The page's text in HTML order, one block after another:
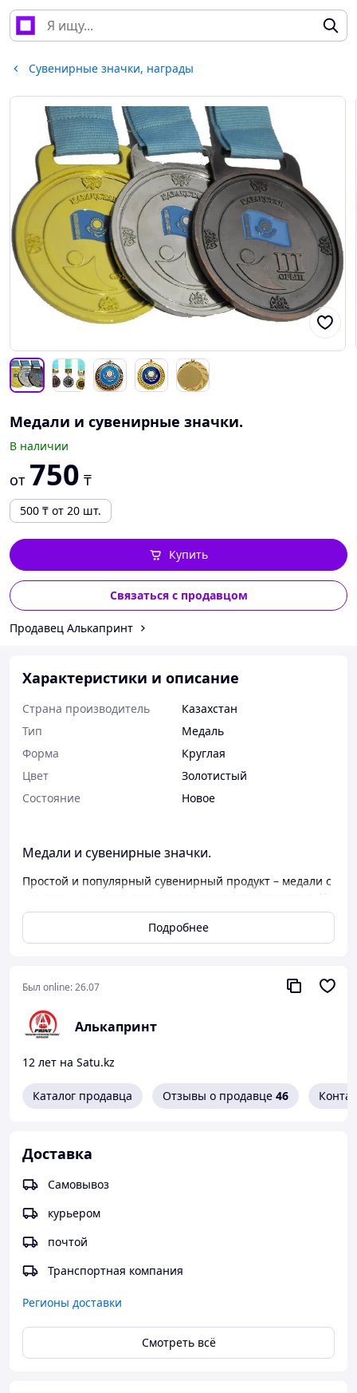
Сувенирные значки, награды
Медали и сувенирные значки.
В наличии
от 750 ₸
500 ₸ от 20 шт.
Купить
Связаться с продавцом
Продавец Алькапринт
Характеристики и описание
Страна производитель
Казахстан
Тип
Медаль
Форма
Круглая
Цвет
Золотистый
Состояние
Новое
Медали и сувенирные значки.
Простой и популярный сувенирный продукт – медали с
компании или предприятия. У
нас вы можете по оптовым ценам заказатьмедали и
нанесениена них изображения
выбранным вами способом.
различные техники:·
лазерную гравировку;
заливные вставки с клейкой основой;
·пленку для наклейки на обратную сторону
Переднанесениемизображения его макет будет
собрания или рекламного мероприятия.
Подробнее
Был online:26.07
Алькапринт
12 лет на Satu.kz
Каталог продавца Отзывы о продавце 46
Доставка
Самовывоз
курьером
почтой
Транспортная компания
Регионы доставки
Смотреть всё